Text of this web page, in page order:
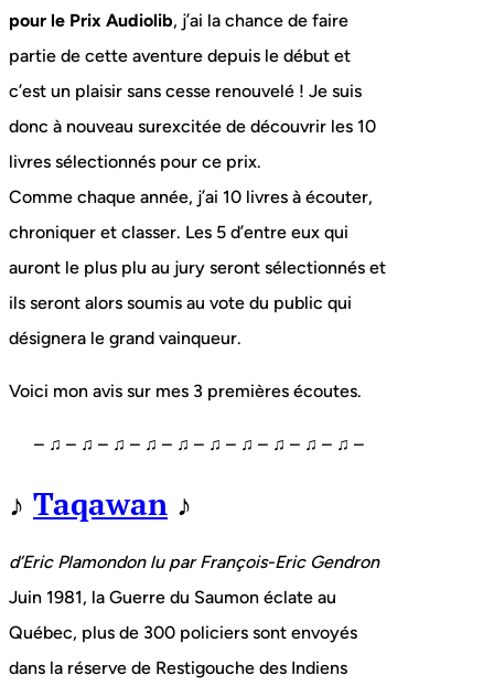
pour le Prix Audiolib, j’ai la chance de faire
partie de cette aventure depuis le début et
c’est un plaisir sans cesse renouvelé ! Je suis
donc à nouveau surexcitée de découvrir les 10
livres sélectionnés pour ce prix.
Comme chaque année, j’ai 10 livres à écouter,
chroniquer et classer. Les 5 d’entre eux qui
auront le plus plu au jury seront sélectionnés et
ils seront alors soumis au vote du public qui
désignera le grand vainqueur.
Voici mon avis sur mes 3 premières écoutes.
– ♫ – ♫ – ♫ – ♫ – ♫ – ♫ – ♫ – ♫ – ♫ – ♫ –
♪ Taqawan ♪
d’Eric Plamondon lu par François-Eric Gendron
Juin 1981, la Guerre du Saumon éclate au
Québec, plus de 300 policiers sont envoyés
dans la réserve de Restigouche des Indiens